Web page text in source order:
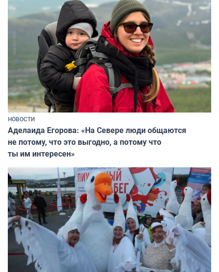
НОВОСТИ
Аделаида Егорова: «На Севере люди общаются
не потому, что это выгодно, а потому что
ты им интересен»